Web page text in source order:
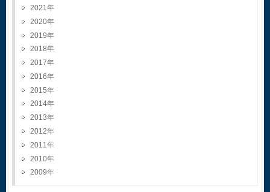
2021
2020
2019
2018
2017
2016
2015
2014
2013
2012
2011
2010
2009